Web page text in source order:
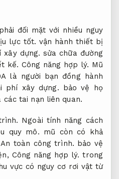
đối mặt với nhiều nguy
lực tốt. vận hành thiết bị
xây dựng. sửa chữa đường
kế. Công năng hợp lý. Mũ
là người bạn đồng hành
phí xây dựng. bảo vệ họ
các tai nạn liên quan.
Ngoài tính năng cách
quy mô. mũ còn có khả
An toàn công trình. bảo vệ
Công năng hợp lý. trong
vực có nguy cơ rơi vật từ